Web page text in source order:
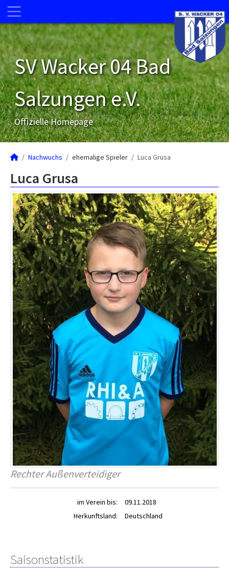
SV Wacker 04 Bad
Salzungen e.V.
Offizielle Homepage
Nachwuchs ehemalige Spieler Luca Grusa
Luca Grusa
Rechter Außenverteidiger
im Verein bis:
09.11.2018
Herkunftsland:
Deutschland
Saisonstatistik